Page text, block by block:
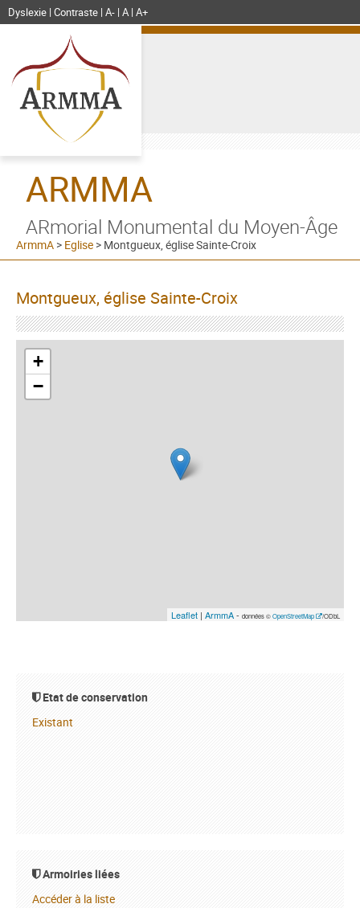
Dyslexie Contraste A- A A+
ARMMA
ARmorial Monumental du Moyen-Âge
ArmmA > Eglise > Montgueux, église Sainte-Croix
Montgueux, église Sainte-Croix
+
−
Leaflet | ArmmA- données ©OpenStreetMap /ODbL
Etat de conservation
Existant
Armoiries liées
Accéder à la liste